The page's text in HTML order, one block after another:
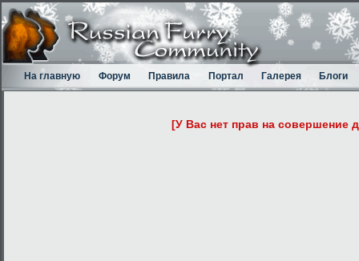
На главную Форум Правила Портал Галерея Блоги
[У Вас нет прав на совершение